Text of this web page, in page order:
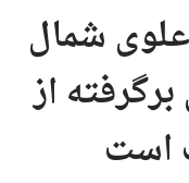
شمال
از
است